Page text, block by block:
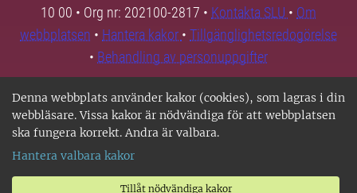
Denna webbplats använder kakor (cookies), som lagras i din
webbläsare. Vissa kakor är nödvändiga för att webbplatsen
ska fungera korrekt. Andra är valbara.
Hantera valbara kakor
Tillåt nödvändiga kakor
10 00 • Org nr: 202100-2817 • Kontakta SLU • Om
webbplatsen • Hantera kakor • Tillgänglighetsredogörelse
• Behandling av personuppgifter